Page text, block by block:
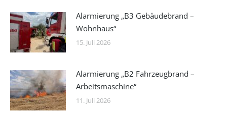
Alarmierung „B3 Gebäudebrand –
Wohnhaus“
15. Juli 2026
Alarmierung „B2 Fahrzeugbrand –
Arbeitsmaschine“
11. Juli 2026